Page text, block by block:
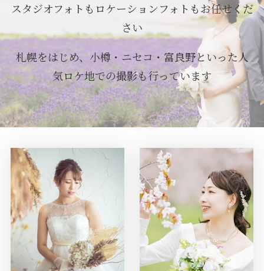
スタジオフォトもロケーションフォトもお任せくだ
さい
札幌をはじめ、小樽・ニセコ・富良野といった人
気ロケ地での撮影も行っています